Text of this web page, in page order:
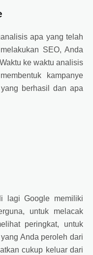
apa yang telah
SEO, Anda
ke waktu analisis
kampanye
berhasil dan apa
lagi Google memiliki
untuk melacak
peringkat, untuk
Anda peroleh dari
cukup keluar dari